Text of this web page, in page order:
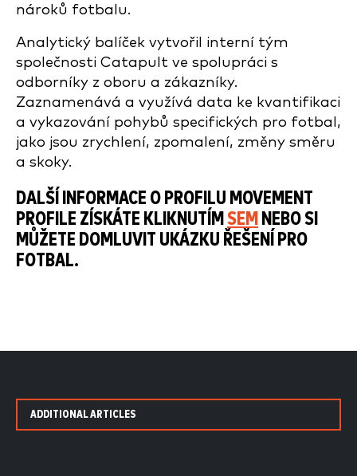
nároků fotbalu.
Analytický balíček vytvořil interní tým
společnosti Catapult ve spolupráci s
odborníky z oboru a zákazníky.
Zaznamenává a využívá data ke kvantifikaci
a vykazování pohybů specifických pro fotbal,
jako jsou zrychlení, zpomalení, změny směru
a skoky.
DALŠÍ INFORMACE O PROFILU MOVEMENT
PROFILE ZÍSKÁTE KLIKNUTÍM SEM NEBO SI
MŮŽETE DOMLUVIT UKÁZKU ŘEŠENÍ PRO
FOTBAL.
ADDITIONAL ARTICLES